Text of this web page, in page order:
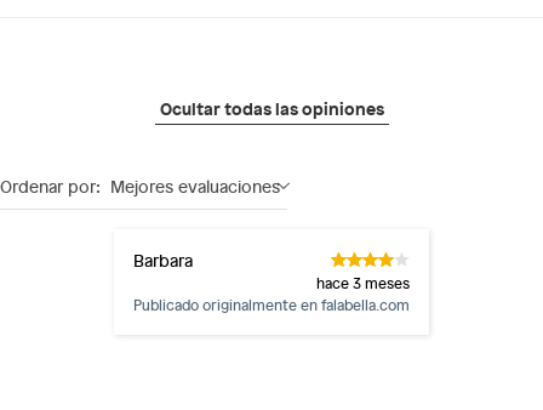
Ocultar todas las opiniones
Ordenar por: Mejores evaluaciones
Barbara
hace 3 meses
Publicado originalmente enfalabella.com